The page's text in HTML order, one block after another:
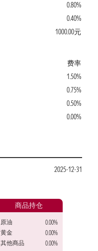
0.80%
0.40%
1000.00元
费率
1.50%
0.75%
0.50%
0.00%
2025-12-31
商品持仓
原油
0.00%
黄金
0.00%
其他商品
0.00%